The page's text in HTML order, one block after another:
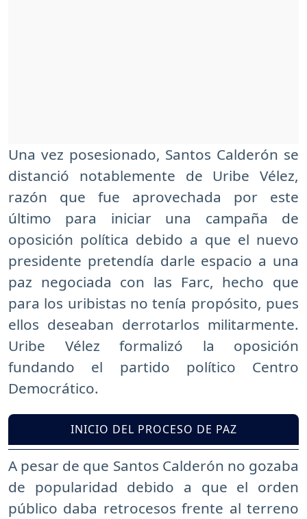
Una vez posesionado, Santos Calderón se
distanció notablemente de Uribe Vélez,
razón que fue aprovechada por este
último para iniciar una campaña de
oposición política debido a que el nuevo
presidente pretendía darle espacio a una
paz negociada con las Farc, hecho que
para los uribistas no tenía propósito, pues
ellos deseaban derrotarlos militarmente.
Uribe Vélez formalizó la oposición
fundando el partido político Centro
Democrático.
INICIO DEL PROCESO DE PAZ
A pesar de que Santos Calderón no gozaba
de popularidad debido a que el orden
público daba retrocesos frente al terreno